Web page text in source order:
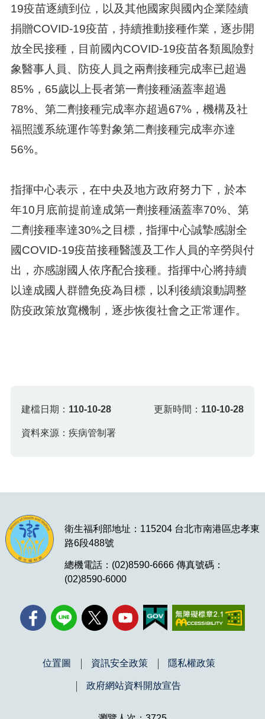
19疫苗逐續到位，以及其他國家與國內企業陸續
捐贈COVID-19疫苗，持續推動接種作業，逐步開
放全民接種，目前國內COVID-19疫苗各類風險對
象醫事人員、防疫人員之兩劑接種完成率已超過
85%，65歲以上長者第一劑接種涵蓋率超過
78%、第二劑接種完成率亦超過67%，機構及社
福照護系統運作等對象第二劑接種完成率亦達
56%。
指揮中心表示，在中央及地方政府努力下，於本
年10月底前提前達成第一劑接種涵蓋率70%、第
二劑接種率達30%之目標，指揮中心誠摯感謝全
國COVID-19疫苗接種醫護及工作人員的辛勞與付
出，亦感謝國人依序配合接種。指揮中心將持續
以達成國人群體免疫為目標，以利後續滾動調整
防疫政策放寬機制，逐步恢復社會之正常運作。
建檔日期： 110-10-28 更新時間： 110-10-28
資料來源：疾病管制署
衛生福利部地址：115204 台北市南港區忠孝東
路6段488號
總機電話：(02)8590-6666 傳真號碼：
(02)8590-6000
位置圖 資訊安全政策 隱私權政策
政府網站資料開放宣告